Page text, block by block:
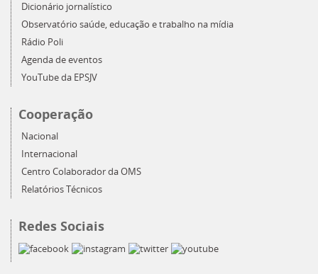
Dicionário jornalístico
Observatório saúde, educação e trabalho na mídia
Rádio Poli
Agenda de eventos
YouTube da EPSJV
Cooperação
Nacional
Internacional
Centro Colaborador da OMS
Relatórios Técnicos
Redes Sociais